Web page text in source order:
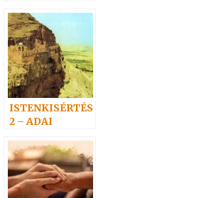
ISTENKISÉRTÉS
2 – ADAI